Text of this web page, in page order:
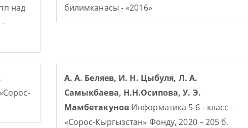
над
билимканасы - «2016»
А. А. Беляев, И. Н. Цыбуля, Л. А.
Самыкбаева, Н.Н.Осипова, У. Э.
МамбетакуновИнформатика 5-6 - класс -
«Сорос-Кыргызстан» Фонду, 2020 – 205 б.